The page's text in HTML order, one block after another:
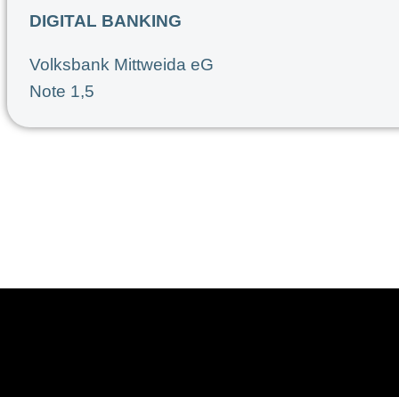
DIGITAL BANKING
Volksbank Mittweida eG
Note 1,5